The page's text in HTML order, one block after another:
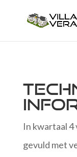
In kwartaal 4
gevuld met